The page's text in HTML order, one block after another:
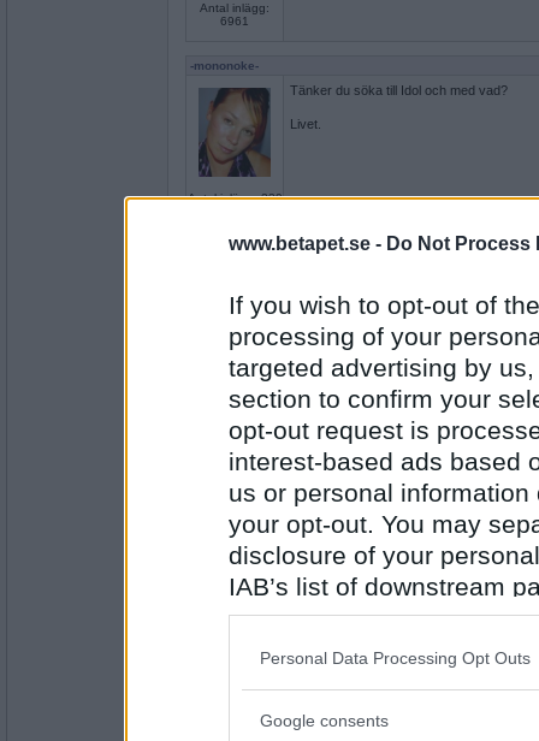
www.betapet.se - Do Not Process
If you wish to opt-out of
processing of your
targeted advertising by
section to confirm your
opt-out request is
interest-based ads based
us or personal
your opt-out. You may
disclosure of your
IAB’s list of downstream
also be disclosed by us
Downstream Participants
Please note that this
Personal Data Processing Opt Outs
Google consents
Antal inlägg:
6961
-mononoke-
Antal inlägg: 239
Tänker du söka till Idol och med vad?
Livet.
remvanrijn
Antal inlägg:
röd eller svart
farmor448
Antal inlägg:
6961
Vilka färger satsar du på när du spelar
vindpinade buskar